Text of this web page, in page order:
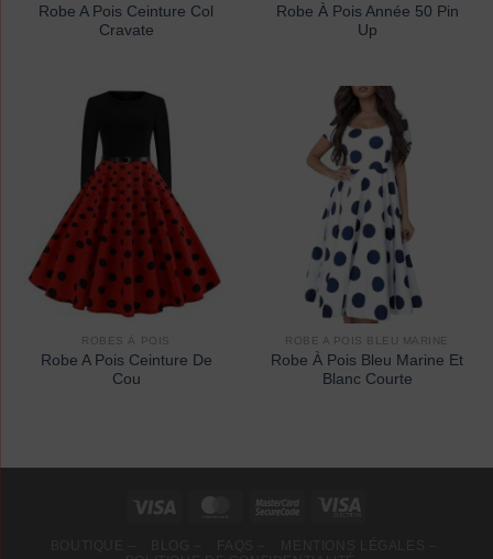
Robe A Pois Ceinture Col
Cravate
Robe À Pois Année 50 Pin
Up
ROBES À POIS
Robe A Pois Ceinture De
Cou
ROBE A POIS BLEU MARINE
Robe À Pois Bleu Marine Et
Blanc Courte